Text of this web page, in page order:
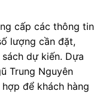
cấp các thông tin
lượng cần đặt,
dự kiến. Dựa
Trung Nguyên
để khách hàng